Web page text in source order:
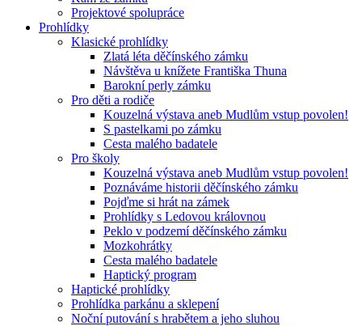
Projektové spolupráce
Prohlídky
Klasické prohlídky
Zlatá léta děčínského zámku
Návštěva u knížete Františka Thuna
Barokní perly zámku
Pro děti a rodiče
Kouzelná výstava aneb Mudlům vstup povolen!
S pastelkami po zámku
Cesta malého badatele
Pro školy
Kouzelná výstava aneb Mudlům vstup povolen!
Poznáváme historii děčínského zámku
Pojďme si hrát na zámek
Prohlídky s Ledovou královnou
Peklo v podzemí děčínského zámku
Mozkohrátky
Cesta malého badatele
Haptický program
Haptické prohlídky
Prohlídka parkánu a sklepení
Noční putování s hrabětem a jeho sluhou